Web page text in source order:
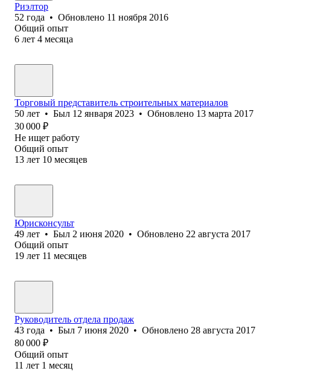
Риэлтор
52 года • Обновлено 11 ноября 2016
Общий опыт
6 лет 4 месяца
Торговый представитель строительных материалов
50 лет • Был 12 января 2023 • Обновлено 13 марта 2017
30 000 ₽
Не ищет работу
Общий опыт
13 лет 10 месяцев
Юрисконсульт
49 лет • Был 2 июня 2020 • Обновлено 22 августа 2017
Общий опыт
19 лет 11 месяцев
Руководитель отдела продаж
43 года • Был 7 июня 2020 • Обновлено 28 августа 2017
80 000 ₽
Общий опыт
11 лет 1 месяц